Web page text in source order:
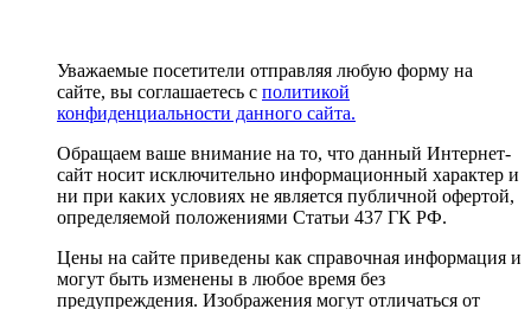
Уважаемые посетители отправляя любую форму на
сайте, вы соглашаетесь с политикой
конфиденциальности данного сайта.
Обращаем ваше внимание на то, что данный Интернет-
сайт носит исключительно информационный характер и
ни при каких условиях не является публичной офертой,
определяемой положениями Статьи 437 ГК РФ.
Цены на сайте приведены как справочная информация и
могут быть изменены в любое время без
предупреждения. Изображения могут отличаться от